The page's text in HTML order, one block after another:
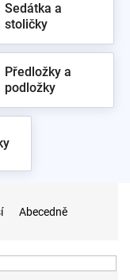
Sedátka a
stoličky
Předložky a
podložky
Abecedně